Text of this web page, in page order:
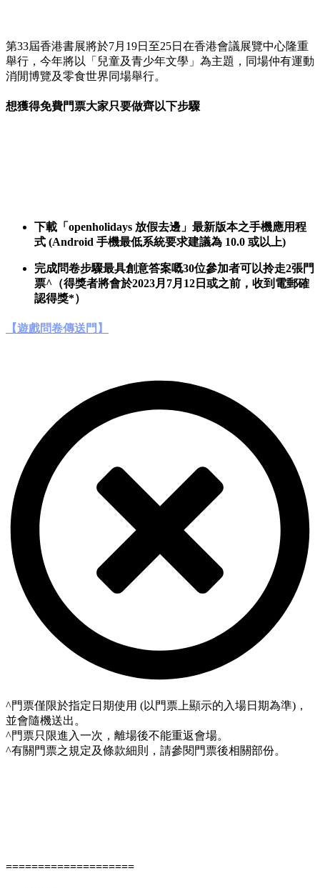
第33屆香港書展將於7月19日至25日在香港會議展覽中心隆重
舉行，今年將以「兒童及青少年文學」為主題，同場仲有運動
消閒博覽及零食世界同場舉行。
想獲得免費門票大家只要做齊以下步驟
下載「openholidays 放假去邊」最新版本之手機應用程
式 (Android 手機最低系統要求建議為 10.0 或以上)
完成問卷步驟最具創意答案嘅30位參加者可以拎走2張門
票^（得獎者將會於2023月7月12日或之前，收到電郵確
認得獎*）
【遊戲問卷傳送門】
^門票僅限於指定日期使用 (以門票上顯示的入場日期為準)，
並會隨機送出。
^門票只限進入一次，離場後不能重返會場。
^有關門票之規定及條款細則，請參閱門票後相關部份。
====================